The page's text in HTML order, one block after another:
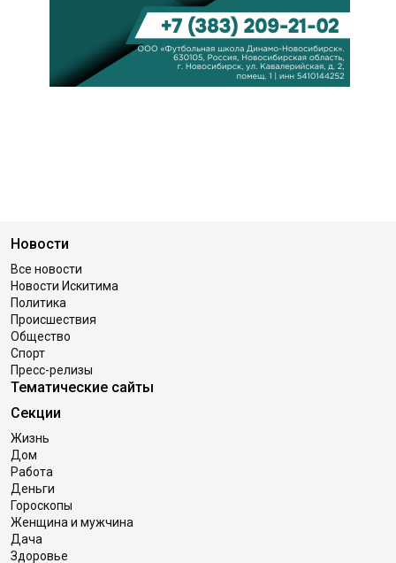
Новости
Все новости
Новости Искитима
Политика
Происшествия
Общество
Спорт
Пресс-релизы
Тематические сайты
Секции
Жизнь
Дом
Работа
Деньги
Гороскопы
Женщина и мужчина
Дача
Здоровье